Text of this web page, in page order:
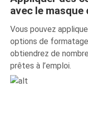
avec le
Vous pouvez
options de
obtiendrez de
prêtes à l’emploi.